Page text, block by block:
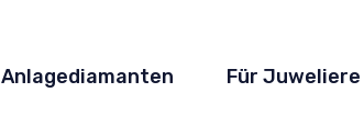
Anlagediamanten Für Juweliere